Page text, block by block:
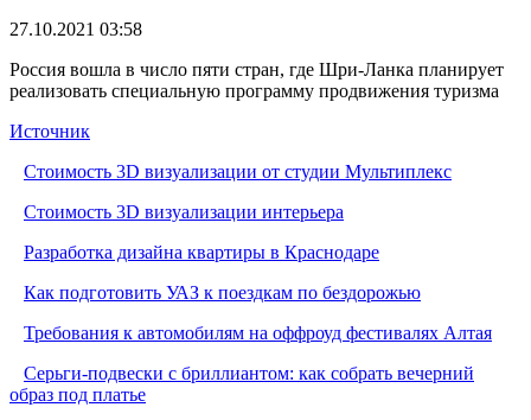
27.10.2021 03:58
Россия вошла в число пяти стран, где Шри-Ланка планирует
реализовать специальную программу продвижения туризма
Источник
Стоимость 3D визуализации от студии Мультиплекс
Стоимость 3D визуализации интерьера
Разработка дизайна квартиры в Краснодаре
Как подготовить УАЗ к поездкам по бездорожью
Требования к автомобилям на оффроуд фестивалях Алтая
Серьги-подвески с бриллиантом: как собрать вечерний
образ под платье